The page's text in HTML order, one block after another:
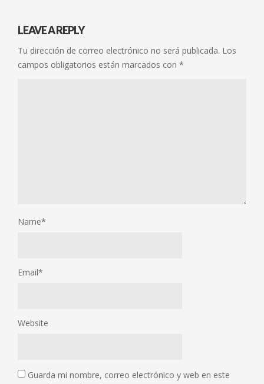
LEAVE A REPLY
Tu dirección de correo electrónico no será publicada. Los
campos obligatorios están marcados con *
Name*
Email*
Website
Guarda mi nombre, correo electrónico y web en este